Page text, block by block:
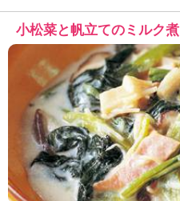
小松菜と帆立てのミルク煮